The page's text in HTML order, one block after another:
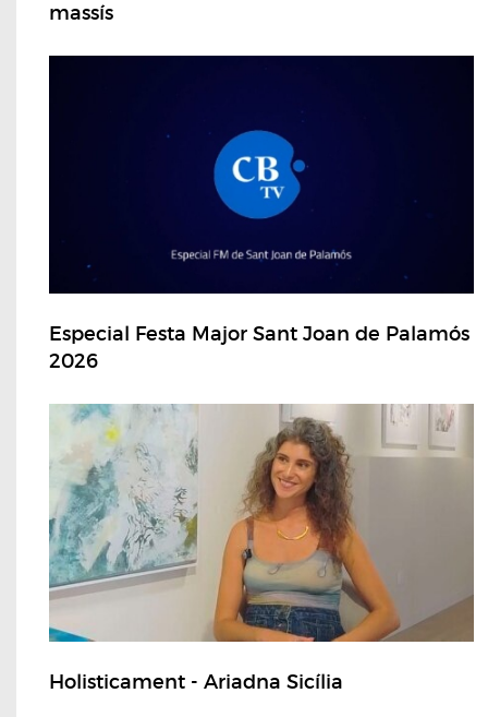
massís
Especial Festa Major Sant Joan de Palamós
2026
Holisticament - Ariadna Sicília